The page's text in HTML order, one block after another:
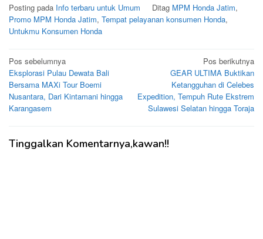
Posting pada Info terbaru untuk Umum Ditag MPM Honda Jatim,
Promo MPM Honda Jatim, Tempat pelayanan konsumen Honda,
Untukmu Konsumen Honda
Navigasi
pos
Pos sebelumnya
Eksplorasi Pulau Dewata Bali
Bersama MAXi Tour Boemi
Nusantara, Dari Kintamani hingga
Karangasem
Pos berikutnya
GEAR ULTIMA Buktikan
Ketangguhan di Celebes
Expedition, Tempuh Rute Ekstrem
Sulawesi Selatan hingga Toraja
Tinggalkan Komentarnya,kawan!!